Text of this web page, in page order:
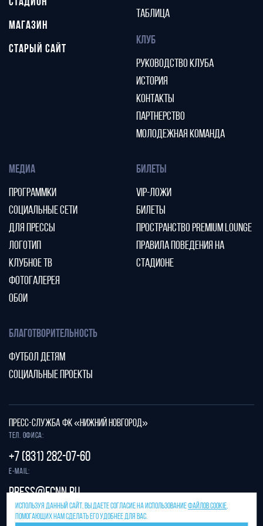
СТАДИОН
МАГАЗИН
СТАРЫЙ САЙТ
ТАБЛИЦА
КЛУБ
РУКОВОДСТВО КЛУБА
ИСТОРИЯ
КОНТАКТЫ
ПАРТНЕРСТВО
МОЛОДЕЖНАЯ КОМАНДА
МЕДИА
ПРОГРАММКИ
СОЦИАЛЬНЫЕ СЕТИ
ДЛЯ ПРЕССЫ
ЛОГОТИП
КЛУБНОЕ ТВ
ФОТОГАЛЕРЕЯ
ОБОИ
БИЛЕТЫ
VIP-ЛОЖИ
БИЛЕТЫ
ПРОСТРАНСТВО PREMIUM LOUNGE
ПРАВИЛА ПОВЕДЕНИЯ НА
СТАДИОНЕ
БЛАГОТВОРИТЕЛЬНОСТЬ
ФУТБОЛ ДЕТЯМ
СОЦИАЛЬНЫЕ ПРОЕКТЫ
Защита от спама reCAPTCHA.
Конфиденциальностьиусловия использования
ПРЕСС-СЛУЖБА ФК «НИЖНИЙ НОВГОРОД»
Тел. офиса:
+7 (831) 282-07-60
E-mail:
press@fcnn.ru
ИСПОЛЬЗУЯ ДАННЫЙ САЙТ, ВЫ ДАЕТЕ СОГЛАСИЕ НА ИСПОЛЬЗОВАНИЕФАЙЛОВ COOKIE,
ПОМОГАЮЩИХ НАМ СДЕЛАТЬ ЕГО УДОБНЕЕ ДЛЯ ВАС.